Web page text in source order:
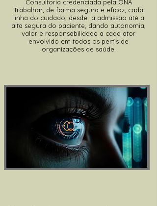
Consultoria credenciada pela ONA
Trabalhar, de forma segura e eficaz, cada
linha do cuidado, desde a admissão até a
alta segura do paciente, dando autonomia,
valor e responsabilidade a cada ator
envolvido em todos os perfis de
organizações de saúde.